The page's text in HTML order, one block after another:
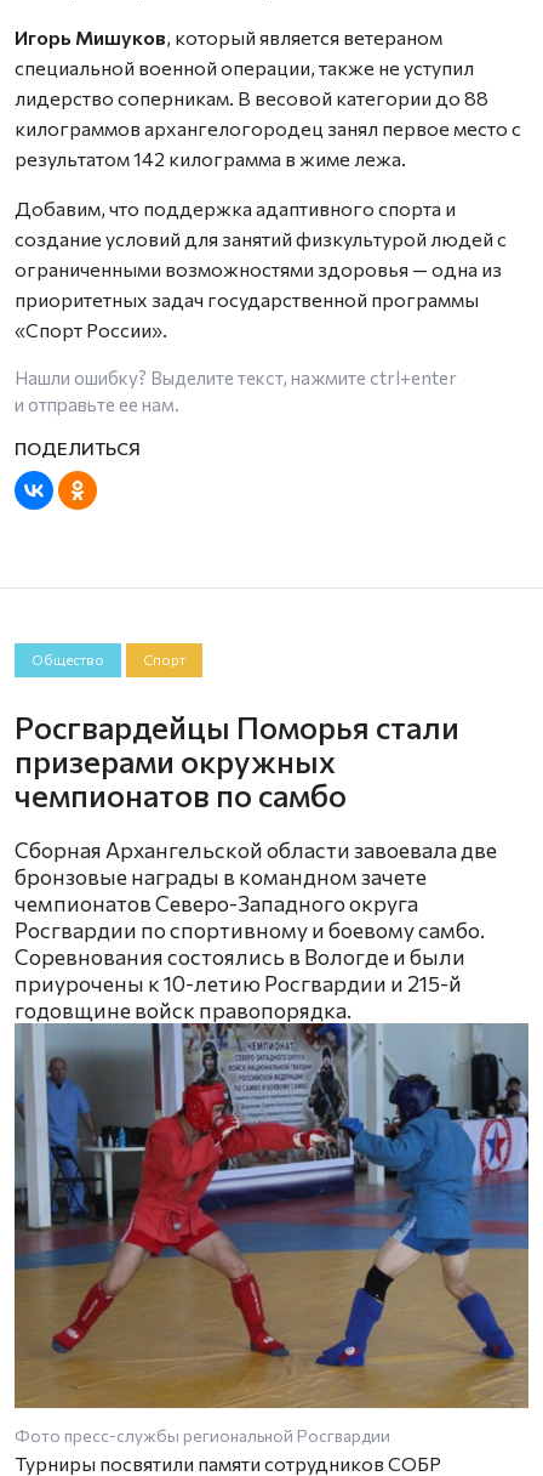
Игорь Мишуков, который является ветераном
специальной военной операции, также не уступил
лидерство соперникам. В весовой категории до 88
килограммов архангелогородец занял первое место с
результатом 142 килограмма в жиме лежа.
Добавим, что поддержка адаптивного спорта и
создание условий для занятий физкультурой людей с
ограниченными возможностями здоровья — одна из
приоритетных задач государственной программы
«Спорт России».
Нашли ошибку? Выделите текст, нажмите ctrl+enter
и отправьте ее нам.
Общество Спорт
Росгвардейцы Поморья стали
призерами окружных
чемпионатов по самбо
Сборная Архангельской области завоевала две
бронзовые награды в командном зачете
чемпионатов Северо-Западного округа
Росгвардии по спортивному и боевому самбо.
Соревнования состоялись в Вологде и были
приурочены к 10-летию Росгвардии и 215-й
годовщине войск правопорядка.
Фото пресс-службы региональной Росгвардии
Турниры посвятили памяти сотрудников СОБР